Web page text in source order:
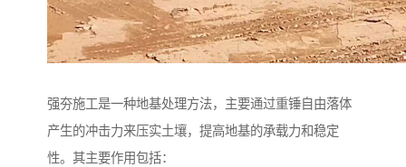
强夯施工是一种地基处理方法，主要通过重锤自由落体
产生的冲击力来压实土壤，提高地基的承载力和稳定
性。其主要作用包括：